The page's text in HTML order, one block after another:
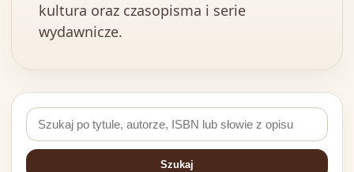
kultura oraz czasopisma i serie
wydawnicze.
Szukaj